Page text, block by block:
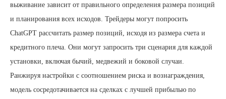
выживание зависит от правильного определения размера позиций
и планирования всех исходов. Трейдеры могут попросить
ChatGPT рассчитать размер позиций, исходя из размера счета и
кредитного плеча. Они могут запросить три сценария для каждой
установки, включая бычий, медвежий и боковой случаи.
Ранжируя настройки с соотношением риска и вознаграждения,
модель сосредотачивается на сделках с лучшей прибылью по